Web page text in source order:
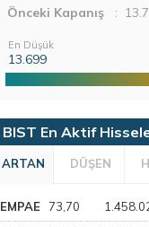
Önceki Kapanış
:
En Düşük
13.699
BIST En Aktif
ARTAN DÜŞEN
EMPAE 73,70